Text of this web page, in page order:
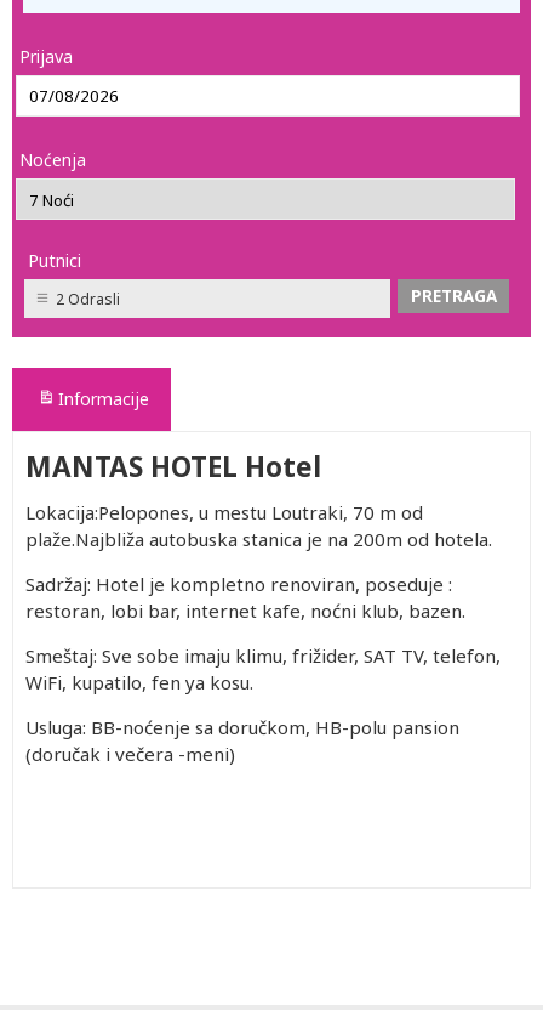
Prijava
Noćenja
Putnici
2 Odrasli
Informacije
MANTAS HOTEL Hotel
Lokacija:Pelopones, u mestu Loutraki, 70 m od
plaže.Najbliža autobuska stanica je na 200m od hotela.
Sadržaj: Hotel je kompletno renoviran, poseduje :
restoran, lobi bar, internet kafe, noćni klub, bazen.
Smeštaj: Sve sobe imaju klimu, frižider, SAT TV, telefon,
WiFi, kupatilo, fen ya kosu.
Usluga: BB-noćenje sa doručkom, HB-polu pansion
(doručak i večera -meni)